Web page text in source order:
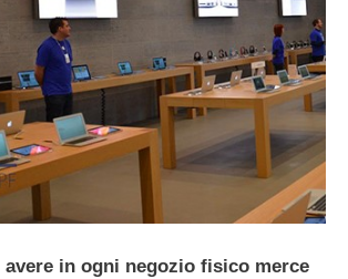
in ogni negozio fisico merce